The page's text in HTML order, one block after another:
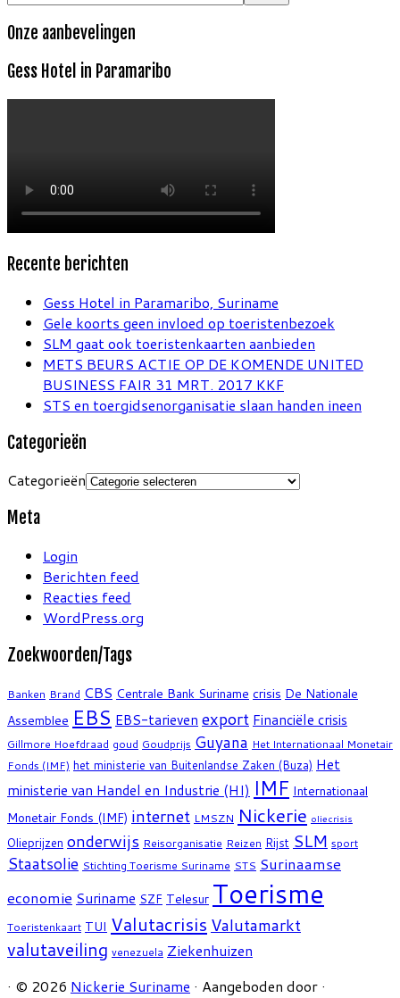
Onze aanbevelingen
Gess Hotel in Paramaribo
Recente berichten
Gess Hotel in Paramaribo, Suriname
Gele koorts geen invloed op toeristenbezoek
SLM gaat ook toeristenkaarten aanbieden
METS BEURS ACTIE OP DE KOMENDE UNITED
BUSINESS FAIR 31 MRT. 2017 KKF
STS en toergidsenorganisatie slaan handen ineen
Categorieën
Categorieën
Meta
Login
Berichten feed
Reacties feed
WordPress.org
Zoekwoorden/Tags
Banken Brand CBS Centrale Bank Suriname crisis De Nationale
Assemblee EBS EBS-tarieven export Financiële crisis
Gillmore Hoefdraad goud Goudprijs Guyana Het Internationaal Monetair
Fonds (IMF) het ministerie van Buitenlandse Zaken (Buza) Het
ministerie van Handel en Industrie (HI) IMF Internationaal
Monetair Fonds (IMF) internet LMSZN Nickerie oliecrisis
Olieprijzen onderwijs Reisorganisatie Reizen Rijst SLM sport
Staatsolie Stichting Toerisme Suriname STS Surinaamse
economie Suriname SZF Telesur Toerisme
Toeristenkaart TUI Valutacrisis Valutamarkt
valutaveiling venezuela Ziekenhuizen
· © 2026 Nickerie Suriname · Aangeboden door ·